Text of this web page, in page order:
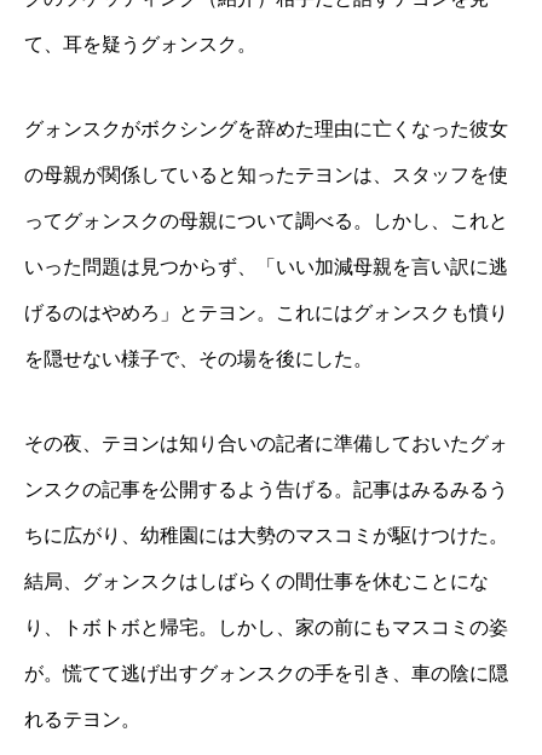
て、耳を疑うグォンスク。
グォンスクがボクシングを辞めた理由に亡くなった彼女
の母親が関係していると知ったテヨンは、スタッフを使
ってグォンスクの母親について調べる。しかし、これと
いった問題は見つからず、「いい加減母親を言い訳に逃
げるのはやめろ」とテヨン。これにはグォンスクも憤り
を隠せない様子で、その場を後にした。
その夜、テヨンは知り合いの記者に準備しておいたグォ
ンスクの記事を公開するよう告げる。記事はみるみるう
ちに広がり、幼稚園には大勢のマスコミが駆けつけた。
結局、グォンスクはしばらくの間仕事を休むことにな
り、トボトボと帰宅。しかし、家の前にもマスコミの姿
が。慌てて逃げ出すグォンスクの手を引き、車の陰に隠
れるテヨン。